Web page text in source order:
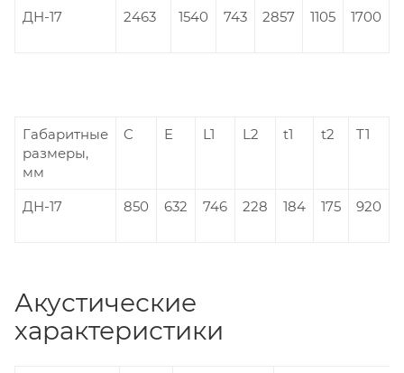
ДН-17 2463 1540 743 2857 1105 1700
Габаритные
размеры,
мм
C E L1 L2 t1 t2 T1
ДН-17 850 632 746 228 184 175 920
Акустические
характеристики